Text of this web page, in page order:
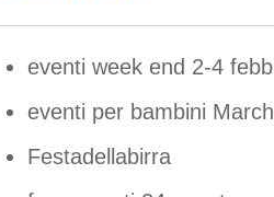
eventi week end 2-4
eventi per bambini
Festadellabirra